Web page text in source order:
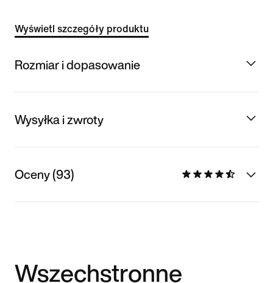
Wyświetl szczegóły produktu
Rozmiar i dopasowanie
Wysyłka i zwroty
Oceny (93)
Wszechstronne